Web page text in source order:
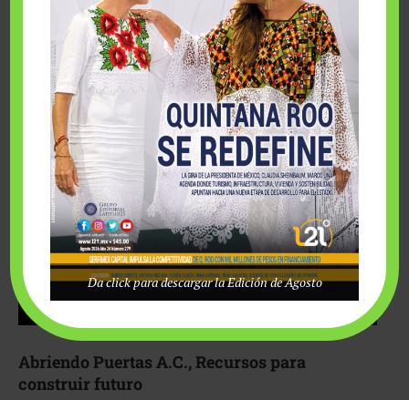
Fairmont Mayakoba y Make-A-Wish México unieron
esfuerzos para hacer realidad el deseo de una …
Abriendo Puertas A.C., Recursos para
construir futuro
Da click para descargar la Edición de Agosto